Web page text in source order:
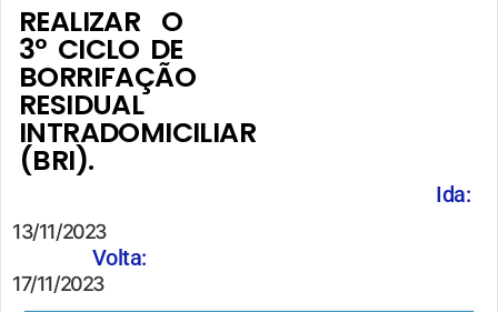
REALIZAR O
3° CICLO DE
BORRIFAÇÃO
RESIDUAL
INTRADOMICILIAR
(BRI).
Ida:
13/11/2023
Volta:
17/11/2023